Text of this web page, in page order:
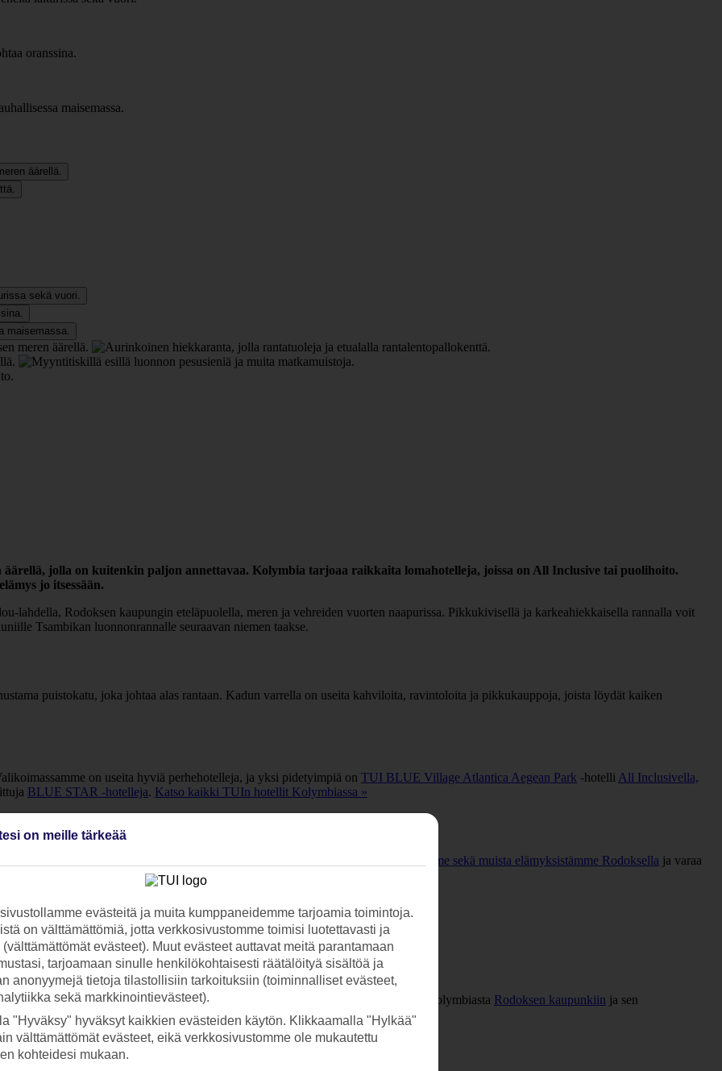
jolla on kuitenkin paljon annettavaa. Kolymbia tarjoaa raikkaita lomahotelleja, joissa on All Inclusive tai puolihoito.
jo itsessään.
lahdella, Rodoksen kaupungin eteläpuolella, meren ja vehreiden vuorten naapurissa. Pikkukivisellä ja karkeahiekkaisella rannalla voit
Tsambikan luonnonrannalle seuraavan niemen taakse.
puistokatu, joka johtaa alas rantaan. Kadun varrella on useita kahviloita, ravintoloita ja pikkukauppoja, joista löydät kaiken
on useita hyviä perhehotelleja, ja yksi pidetyimpiä on TUI BLUE Village Atlantica Aegean Park -hotelli All Inclusivella,
BLUE STAR -hotelleja. Katso kaikki TUIn hotellit Kolymbiassa »
joita voit varata lomallesi jo etukäteen. Lue lisää retkistämme, aktiviteeteistamme sekä muista elämyksistämme Rodoksella ja varaa
Rodoksen lomallesiyhdeksi tai useammaksi päiväksi jo ennen matkaa kauttamme. Kolymbiasta Rodoksen kaupunkiin ja sen
on meille tärkeää
evästeitä ja muita kumppaneidemme tarjoamia toimintoja.
on välttämättömiä, jotta verkkosivustomme toimisi luotettavasti ja
evästeet). Muut evästeet auttavat meitä parantamaan
tarjoamaan sinulle henkilökohtaisesti räätälöityä sisältöä ja
anonyymejä tietoja tilastollisiin tarkoituksiin (toiminnalliset evästeet,
sekä markkinointievästeet).
"Hyväksy" hyväksyt kaikkien evästeiden käytön. Klikkaamalla "Hylkää"
välttämättömät evästeet, eikä verkkosivustomme ole mukautettu
kohteidesi mukaan.